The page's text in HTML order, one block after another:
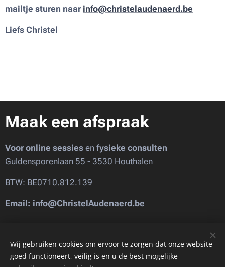
mailtje sturen naar info@christelaudenaerd.be
Liefs Christel
Maak een afspraak
Voor online sessies en fysieke consulten
Guldensporenlaan 55 - 3530 Houthalen
BTW: BE0710.812.139
Email: info@ChristelAudenaerd.be
Wij gebruiken cookies om ervoor te zorgen dat onze website
goed functioneert, veilig is en u de best mogelijke